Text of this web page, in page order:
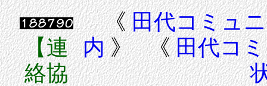
【連
絡協
《田代コミュ
内》 《田代コ